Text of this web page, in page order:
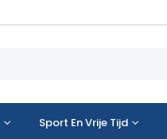
Sport En Vrije Tijd